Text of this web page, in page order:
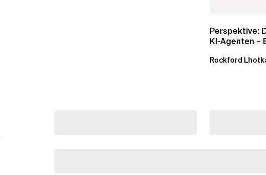
Perspektive:
KI-Agenten –
Rockford